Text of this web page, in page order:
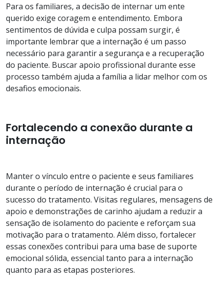
Para os familiares, a decisão de internar um ente
querido exige coragem e entendimento. Embora
sentimentos de dúvida e culpa possam surgir, é
importante lembrar que a internação é um passo
necessário para garantir a segurança e a recuperação
do paciente. Buscar apoio profissional durante esse
processo também ajuda a família a lidar melhor com os
desafios emocionais.
Fortalecendo a conexão durante a
internação
Manter o vínculo entre o paciente e seus familiares
durante o período de internação é crucial para o
sucesso do tratamento. Visitas regulares, mensagens de
apoio e demonstrações de carinho ajudam a reduzir a
sensação de isolamento do paciente e reforçam sua
motivação para o tratamento. Além disso, fortalecer
essas conexões contribui para uma base de suporte
emocional sólida, essencial tanto para a internação
quanto para as etapas posteriores.